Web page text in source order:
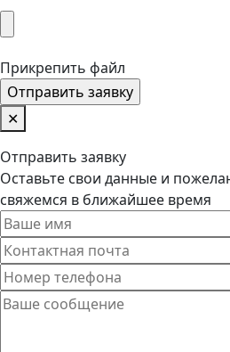
Прикрепить файл
✕
Отправить заявку
Оставьте свои данные и
свяжемся в ближайшее время